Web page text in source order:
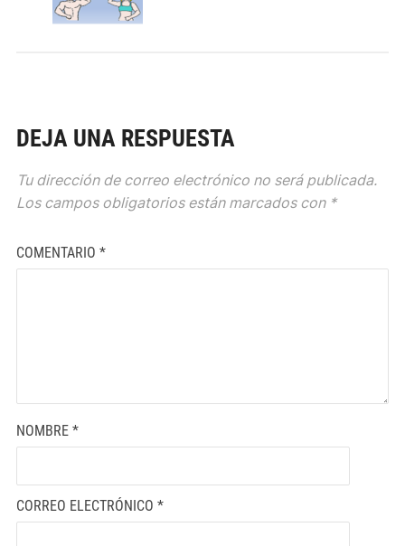
DEJA UNA RESPUESTA
Tu dirección de correo electrónico no será publicada.
Los campos obligatorios están marcados con *
COMENTARIO *
NOMBRE *
CORREO ELECTRÓNICO *